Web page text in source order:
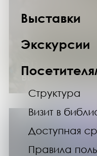
Выставки
Экскурсии
Структура
Визит в
Доступная
Правила
20.12.24
Выставка